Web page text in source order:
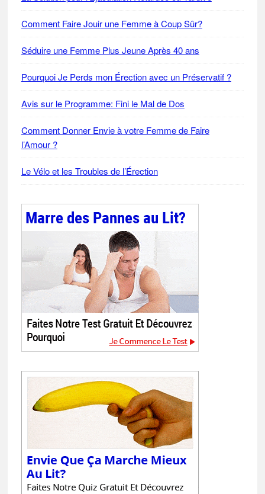
Comment Faire Jouir une Femme à Coup Sûr?
Séduire une Femme Plus Jeune Après 40 ans
Pourquoi Je Perds mon Érection avec un Préservatif ?
Avis sur le Programme: Fini le Mal de Dos
Comment Donner Envie à votre Femme de Faire
l’Amour ?
Le Vélo et les Troubles de l’Érection